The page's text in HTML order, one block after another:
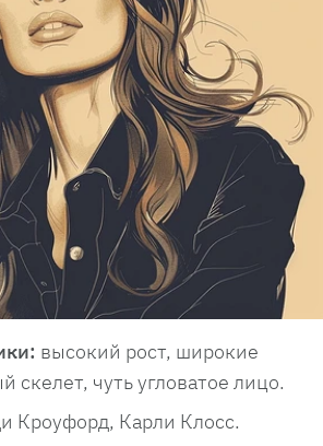
высокий рост, широкие
скелет, чуть угловатое лицо.
Кроуфорд, Карли Клосс.